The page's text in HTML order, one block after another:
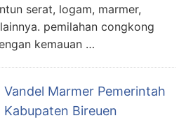
serat, logam, marmer,
pemilahan congkong
kemauan …
Vandel Marmer Pemerintah
Kabupaten Bireuen